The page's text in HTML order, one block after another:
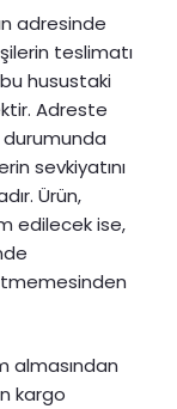
adresinde
teslimatı
husustaki
Adreste
sevkiyatını
Ürün,
edilecek ise,
almasından
kargo